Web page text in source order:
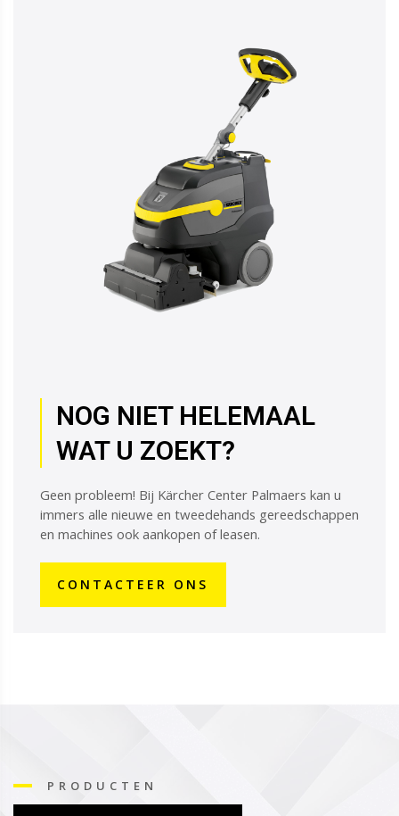
NOG NIET HELEMAAL
WAT U ZOEKT?
Geen probleem! Bij Kärcher Center Palmaers kan u
immers alle nieuwe en tweedehands gereedschappen
en machines ook aankopen of leasen.
CONTACTEER ONS
PRODUCTEN